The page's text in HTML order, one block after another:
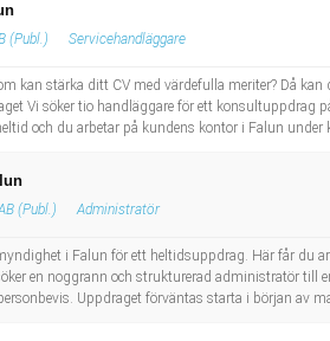
(Publ.) Servicehandläggare
kan stärka ditt CV med värdefulla meriter? Då
Vi söker tio handläggare för ett
och du arbetar på kundens kontor i Falun
(Publ.) Administratör
i Falun för ett heltidsuppdrag. Här får du
en noggrann och strukturerad administratör
Uppdraget förväntas starta i början av